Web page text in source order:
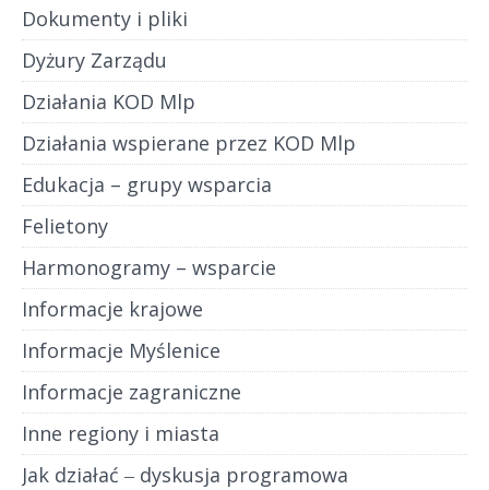
Dokumenty i pliki
Dyżury Zarządu
Działania KOD Mlp
Działania wspierane przez KOD Mlp
Edukacja – grupy wsparcia
Felietony
Harmonogramy – wsparcie
Informacje krajowe
Informacje Myślenice
Informacje zagraniczne
Inne regiony i miasta
Jak działać ‒ dyskusja programowa